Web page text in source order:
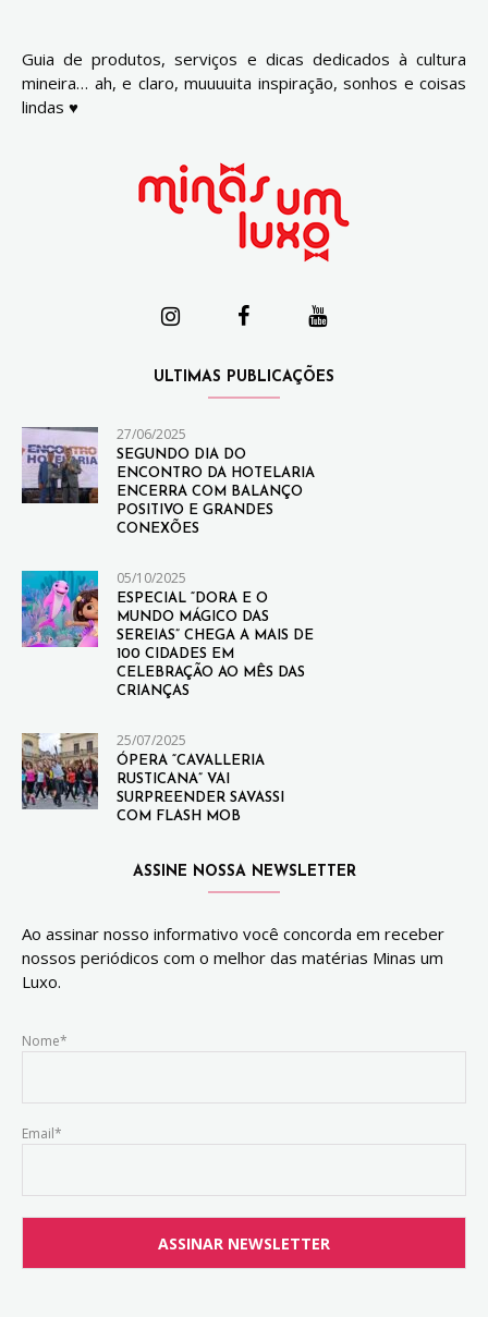
Guia de produtos, serviços e dicas dedicados à cultura
mineira… ah, e claro, muuuuita inspiração, sonhos e coisas
lindas ♥
ULTIMAS PUBLICAÇÕES
27/06/2025
SEGUNDO DIA DO
ENCONTRO DA HOTELARIA
ENCERRA COM BALANÇO
POSITIVO E GRANDES
CONEXÕES
05/10/2025
ESPECIAL “DORA E O
MUNDO MÁGICO DAS
SEREIAS” CHEGA A MAIS DE
100 CIDADES EM
CELEBRAÇÃO AO MÊS DAS
CRIANÇAS
25/07/2025
ÓPERA “CAVALLERIA
RUSTICANA” VAI
SURPREENDER SAVASSI
COM FLASH MOB
ASSINE NOSSA NEWSLETTER
Ao assinar nosso informativo você concorda em receber
nossos periódicos com o melhor das matérias Minas um
Luxo.
Nome*
Email*